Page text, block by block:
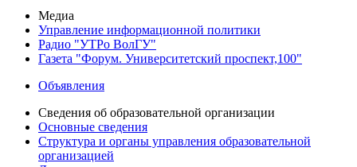
Медиа
Управление информационной политики
Радио "УТРо ВолГУ"
Газета "Форум. Университетский проспект,100"
Объявления
Сведения об образовательной организации
Основные сведения
Структура и органы управления образовательной
организацией